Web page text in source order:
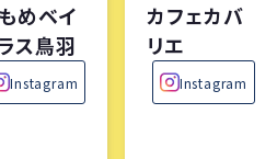
めベイ
ス鳥羽
Instagram
カフェカバ
リエ
Instagram